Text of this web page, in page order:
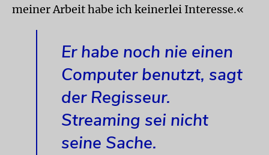
meiner Arbeit habe ich keinerlei Interesse.«
Er habe noch nie einen
Computer benutzt, sagt
der Regisseur.
Streaming sei nicht
seine Sache.